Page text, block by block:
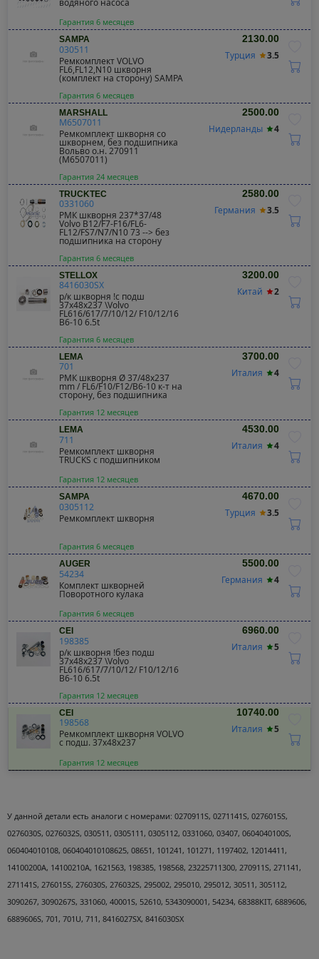
Гарантия 6 месяцев
SAMPA
030511
Ремкомплект VOLVO
FL6,FL12,N10 шкворня
(комплект на сторону) SAMPA
2130.00
Турция 3.5
Гарантия 6 месяцев
MARSHALL
M6507011
Ремкомплект шкворня со
шкворнем, без подшипника
Вольво о.н. 270911
(M6507011)
2500.00
Нидерланды 4
Гарантия 24 месяцев
TRUCKTEC
0331060
РМК шкворня 237*37/48
Volvo B12/F7-F16/FL6-
FL12/FS7/N7/N10 73 --> без
подшипника на сторону
2580.00
Германия 3.5
Гарантия 6 месяцев
STELLOX
8416030SX
р/к шкворня !с подш
37x48x237 \Volvo
FL616/617/7/10/12/ F10/12/16
B6-10 6.5t
3200.00
Китай 2
Гарантия 6 месяцев
LEMA
701
РМК шкворня Ø 37/48x237
mm / FL6/F10/F12/B6-10 к-т на
сторону, без подшипника
3700.00
Италия 4
Гарантия 12 месяцев
LEMA
711
Ремкомплект шкворня
TRUCKS с подшипником
4530.00
Италия 4
Гарантия 12 месяцев
SAMPA
0305112
Ремкомплект шкворня
4670.00
Турция 3.5
Гарантия 6 месяцев
AUGER
54234
Комплект шкворней
Поворотного кулака
5500.00
Германия 4
Гарантия 6 месяцев
CEI
198385
р/к шкворня !без подш
37x48x237 \Volvo
FL616/617/7/10/12/ F10/12/16
B6-10 6.5t
6960.00
Италия 5
Гарантия 12 месяцев
CEI
198568
Ремкомплект шкворня VOLVO
c подш. 37x48x237
10740.00
Италия 5
Гарантия 12 месяцев
У данной детали есть аналоги с номерами: 0270911S, 0271141S, 0276015S,
0276030S, 0276032S, 030511, 0305111, 0305112, 0331060, 03407, 0604040100S,
060404010108, 060404010108625, 08651, 101241, 101271, 1197402, 12014411,
14100200A, 14100210A, 1621563, 198385, 198568, 23225711300, 270911S, 271141,
271141S, 276015S, 276030S, 276032S, 295002, 295010, 295012, 30511, 305112,
3090267, 3090267S, 331060, 40001S, 52610, 5343090001, 54234, 68388KIT, 6889606,
6889606S, 701, 701U, 711, 8416027SX, 8416030SX